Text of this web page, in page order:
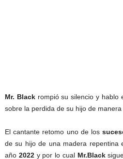
Mr. Blackrompió su silencio y hablo
sobre la perdida de su hijo de manera
El cantante retomo uno de los
de su hijo de una madera repentina
año 2022y por lo cual Mr.Black